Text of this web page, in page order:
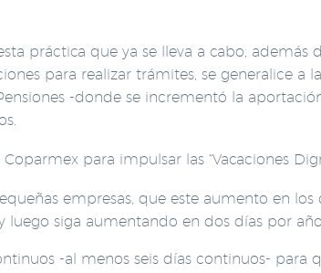
práctica que ya se lleva a cabo,
para realizar trámites, se generalice
-donde se incrementó la
para impulsar las “Vacaciones
empresas, que este aumento en
luego siga aumentando en dos días por año.
-al menos seis días continuos- para